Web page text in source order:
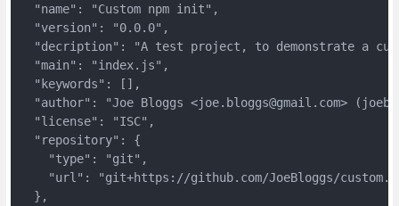
  "name": "Custom npm init",
  "version": "0.0.0",
"decription": "A test project, to demonstrate a
  "main": "index.js",
  "keywords": [],
"author": "Joe Bloggs <joe.bloggs@gmail.com>
  "license": "ISC",
  "repository": {
    "type": "git",
"url": "git+https://github.com/JoeBloggs/
  },